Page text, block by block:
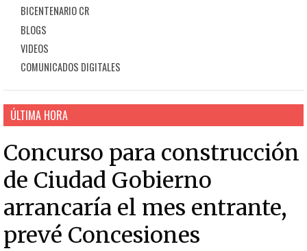
BICENTENARIO CR
BLOGS
VIDEOS
COMUNICADOS DIGITALES
ÚLTIMA HORA
Concurso para construcción
de Ciudad Gobierno
arrancaría el mes entrante,
prevé Concesiones